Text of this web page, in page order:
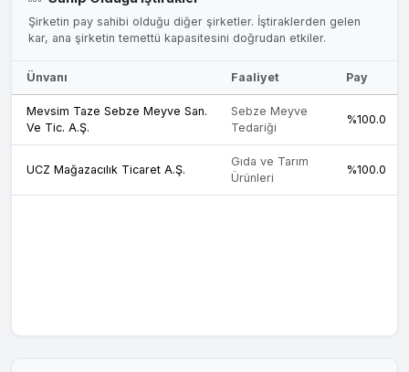
Şirketin pay sahibi olduğu diğer şirketler. İştiraklerden gelen
kar, ana şirketin temettü kapasitesini doğrudan etkiler.
Ünvanı Faaliyet Pay
Mevsim Taze Sebze Meyve San.
Ve Tic. A.Ş.
Sebze Meyve
Tedariği
%100.0
UCZ Mağazacılık Ticaret A.Ş.
Gıda ve Tarım
Ürünleri
%100.0